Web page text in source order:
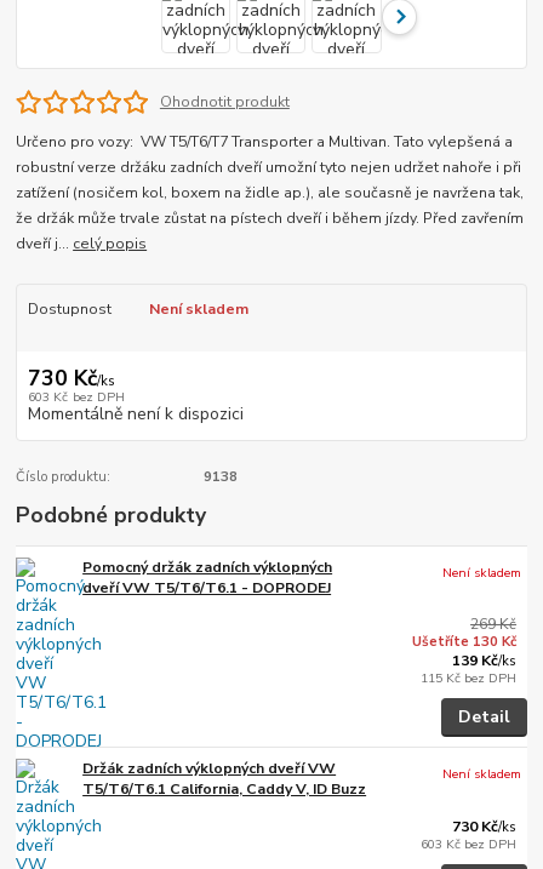
Ohodnotit produkt
Určeno pro vozy: VW T5/T6/T7 Transporter a Multivan. Tato vylepšená a
robustní verze držáku zadních dveří umožní tyto nejen udržet nahoře i při
zatížení (nosičem kol, boxem na židle ap.), ale současně je navržena tak,
že držák může trvale zůstat na pístech dveří i během jízdy. Před zavřením
dveří j... celý popis
Dostupnost Není skladem
730 Kč/ks
603 Kč bez DPH
Momentálně není k dispozici
Číslo produktu: 9138
Podobné produkty
Pomocný držák zadních výklopných
dveří VW T5/T6/T6.1 - DOPRODEJ
269 Kč
Ušetříte 130 Kč
139 Kč/ks
115 Kč bez DPH
Není skladem
Detail
Držák zadních výklopných dveří VW
T5/T6/T6.1 California, Caddy V, ID Buzz
730 Kč/ks
603 Kč bez DPH
Není skladem